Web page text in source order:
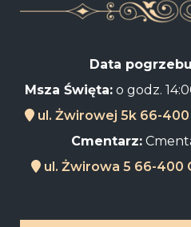
Data
Msza Święta: o godz.
ul. Żwirowej 5k 66-
Cmentarz:
ul. Żwirowa 5 66-400